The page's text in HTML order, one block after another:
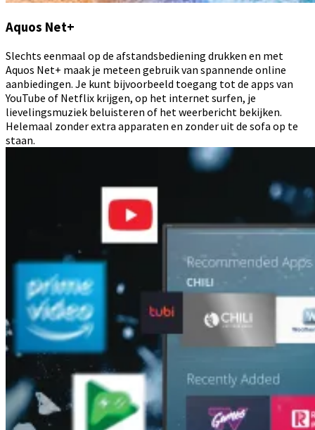
Aquos Net+
Slechts eenmaal op de afstandsbediening drukken en met
Aquos Net+ maak je meteen gebruik van spannende online
aanbiedingen. Je kunt bijvoorbeeld toegang tot de apps van
YouTube of Netflix krijgen, op het internet surfen, je
lievelingsmuziek beluisteren of het weerbericht bekijken.
Helemaal zonder extra apparaten en zonder uit de sofa op te
staan.